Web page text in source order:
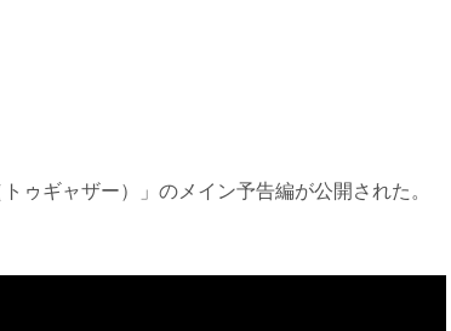
ゥギャザー）」のメイン予告編が公開された。